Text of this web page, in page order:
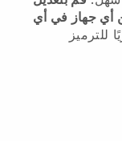
أي جهاز في أي